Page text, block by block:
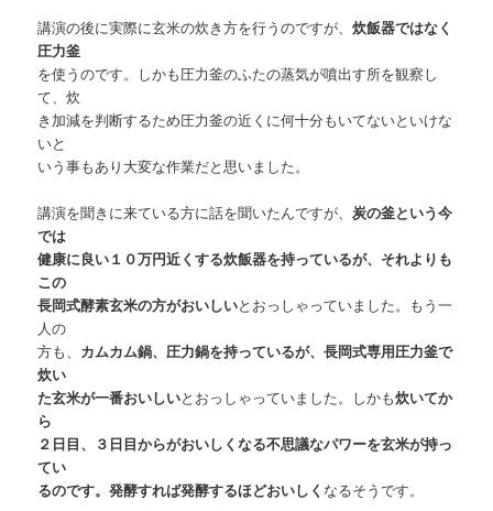
講演の後に実際に玄米の炊き方を行うのですが、炊飯器ではなく
圧力釜
を使うのです。しかも圧力釜のふたの蒸気が噴出す所を観察し
て、炊
き加減を判断するため圧力釜の近くに何十分もいてないといけな
いと
いう事もあり大変な作業だと思いました。
講演を聞きに来ている方に話を聞いたんですが、 炭の釜という今
では
健康に良い１０万円近くする炊飯器を持っているが、それよりも
この
長岡式酵素玄米の方がおいしいとおっしゃっていました。もう一
人の
方も、 カムカム鍋、圧力鍋を持っているが、長岡式専用圧力釜で
炊い
た玄米が一番おいしいとおっしゃっていました。しかも炊いてか
ら
２日目、３日目からがおいしくなる不思議なパワーを玄米が持っ
てい
るのです。発酵すれば発酵するほどおいしく なるそうです。